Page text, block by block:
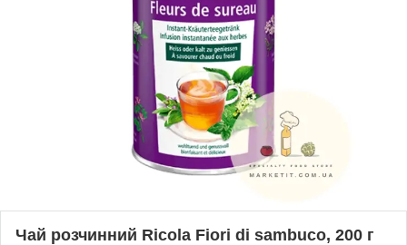
Чай розчинний Ricola Fiori di sambuco, 200 г